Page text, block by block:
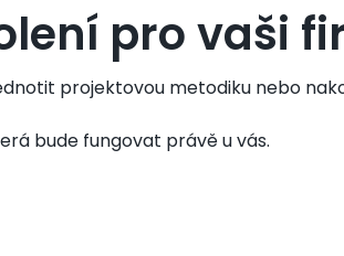
pro vaši
projektovou metodiku nebo
bude fungovat právě u vás.